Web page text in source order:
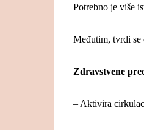
Potrebno je više
Međutim, tvrdi se
Zdravstvene
– Aktivira